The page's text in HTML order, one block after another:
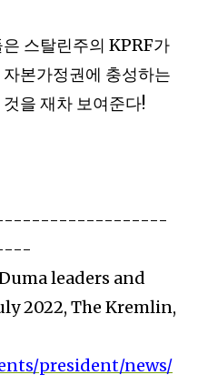
스탈린주의 KPRF가
본가정권에 충성하는
을 재차 보여준다!
leaders and
2022, The Kremlin,
president/news/